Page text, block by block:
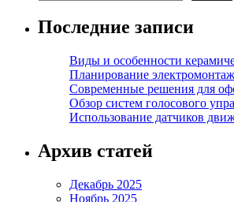
Последние записи
Виды и особенности
Планирование
Современные решения для
Обзор систем голосового
Использование датчиков
Архив статей
Декабрь 2025
Ноябрь 2025